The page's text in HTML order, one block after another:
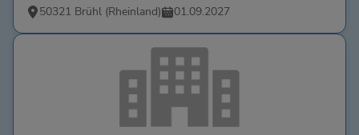
50321 Brühl (Rheinland) 01.09.2027